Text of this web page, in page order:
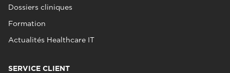
Dossiers cliniques
Formation
Actualités Healthcare IT
SERVICE CLIENT